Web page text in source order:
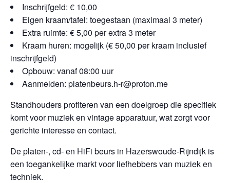
Inschrijfgeld: € 10,00
Eigen kraam/tafel: toegestaan (maximaal 3 meter)
Extra ruimte: € 5,00 per extra 3 meter
Kraam huren: mogelijk (€ 50,00 per kraam inclusief
inschrijfgeld)
Opbouw: vanaf 08:00 uur
Aanmelden: platenbeurs.h-r@proton.me
Standhouders profiteren van een doelgroep die specifiek
komt voor muziek en vintage apparatuur, wat zorgt voor
gerichte interesse en contact.
De platen-, cd- en HiFi beurs in Hazerswoude-Rijndijk is
een toegankelijke markt voor liefhebbers van muziek en
techniek.